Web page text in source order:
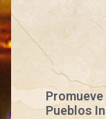
Promueve
Pueblos